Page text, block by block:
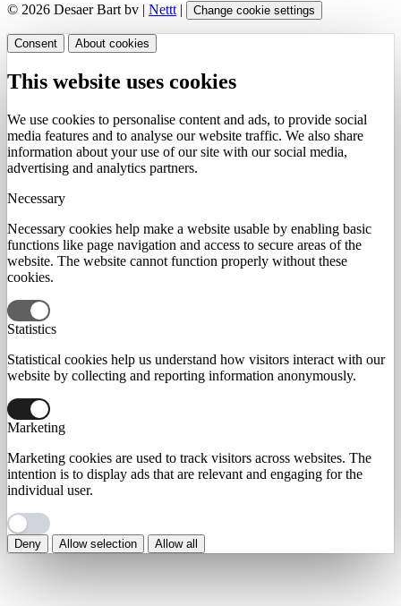
© 2026 Desaer Bart bv | Nettt | Change cookie settings
Consent About cookies
This website uses cookies
We use cookies to personalise content and ads, to provide social
media features and to analyse our website traffic. We also share
information about your use of our site with our social media,
advertising and analytics partners.
Necessary
Necessary cookies help make a website usable by enabling basic
functions like page navigation and access to secure areas of the
website. The website cannot function properly without these
cookies.
Statistics
Statistical cookies help us understand how visitors interact with our
website by collecting and reporting information anonymously.
Marketing
Marketing cookies are used to track visitors across websites. The
intention is to display ads that are relevant and engaging for the
individual user.
Deny Allow selection Allow all